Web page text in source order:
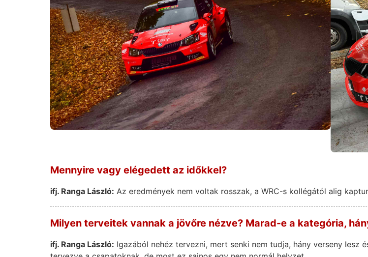
Mennyire vagy elégedett az időkkel?
ifj. Ranga László: Az eredmények nem voltak rosszak, a WRC-s kollégától alig
Milyen terveitek vannak a jövőre nézve? Marad-e a kategória,
ifj. Ranga László: Igazából nehéz tervezni, mert senki nem tudja, hány verseny lesz